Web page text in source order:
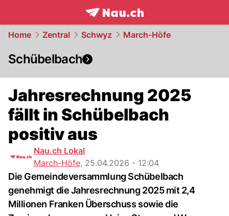
frontpage.NAU.ch
Home Zentral Schwyz March-Höfe
Schübelbach
Jahresrechnung 2025
fällt in Schübelbach
positiv aus
Nau.ch Lokal
March-Höfe, 25.04.2026 - 12:04
Die Gemeindeversammlung Schübelbach
genehmigt die Jahresrechnung 2025 mit 2,4
Millionen Franken Überschuss sowie die